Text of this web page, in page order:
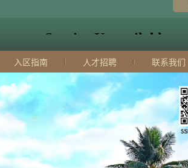
入区指南 人才招聘 联系我们